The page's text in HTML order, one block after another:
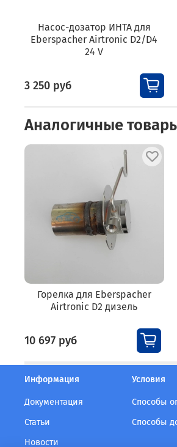
Насос-дозатор ИНТА для
Eberspacher Airtronic D2/D4
24 V
3 250 руб
Аналогичные
Горелка для Eberspacher
Airtronic D2 дизель
10 697 руб
Информация
Документация
Статьи
Новости
Условия
Способы
Способы